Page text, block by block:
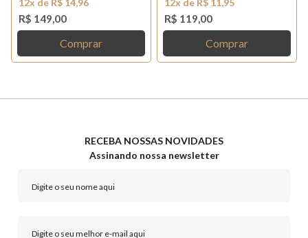
R$ 149,00
Comprar
R$ 119,00
Comprar
RECEBA NOSSAS NOVIDADES
Assinando nossa newsletter